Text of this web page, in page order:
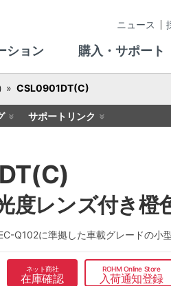
ニュース
ション 購入・サポート
CSL0901DT(C)
サポートリンク
度レンズ付き橙
Q102に準拠した車載グレードの小
ネット商社
在庫確認
ROHM Online Store
入荷通知登録